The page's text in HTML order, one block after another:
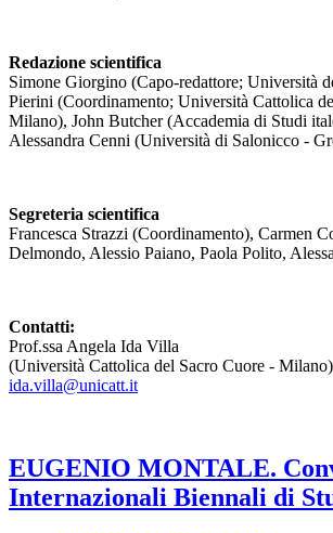
Redazione scientifica
Simone Giorgino (Capo-redattore; Università
Pierini (Coordinamento; Università Cattolica
Milano), John Butcher (Accademia di Studi
Alessandra Cenni (Università di Salonicco -
Segreteria scientifica
Francesca Strazzi (Coordinamento), Carmen
Delmondo, Alessio Paiano, Paola Polito,
Contatti:
Prof.ssa Angela Ida Villa
(Università Cattolica del Sacro Cuore - Milano)
ida.villa@unicatt.it
EUGENIO MONTALE.
Internazionali Biennali di